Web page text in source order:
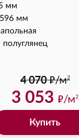
мм
мм
полуглянец
4 070 ф/м2
3 053 ф/м2
Купить